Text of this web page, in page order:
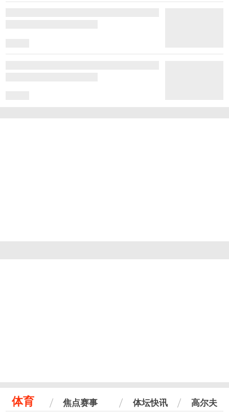
体育 焦点赛事 体坛快讯 高尔夫